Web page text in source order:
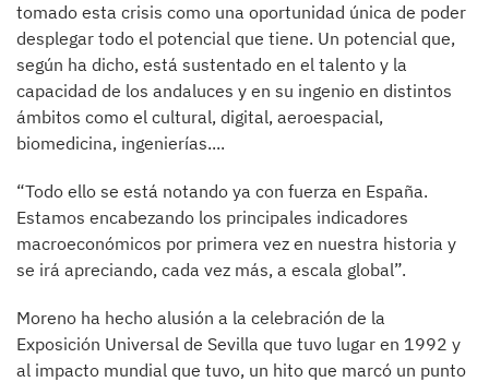
tomado esta crisis como una oportunidad única de poder
desplegar todo el potencial que tiene. Un potencial que,
según ha dicho, está sustentado en el talento y la
capacidad de los andaluces y en su ingenio en distintos
ámbitos como el cultural, digital, aeroespacial,
biomedicina, ingenierías....
“Todo ello se está notando ya con fuerza en España.
Estamos encabezando los principales indicadores
macroeconómicos por primera vez en nuestra historia y
se irá apreciando, cada vez más, a escala global”.
Moreno ha hecho alusión a la celebración de la
Exposición Universal de Sevilla que tuvo lugar en 1992 y
al impacto mundial que tuvo, un hito que marcó un punto